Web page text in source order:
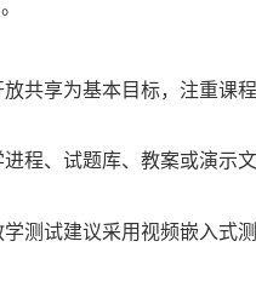
共享为基本目标，注重课程
程、试题库、教案或演示文
测试建议采用视频嵌入式测